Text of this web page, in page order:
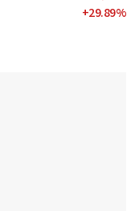
+29.89%